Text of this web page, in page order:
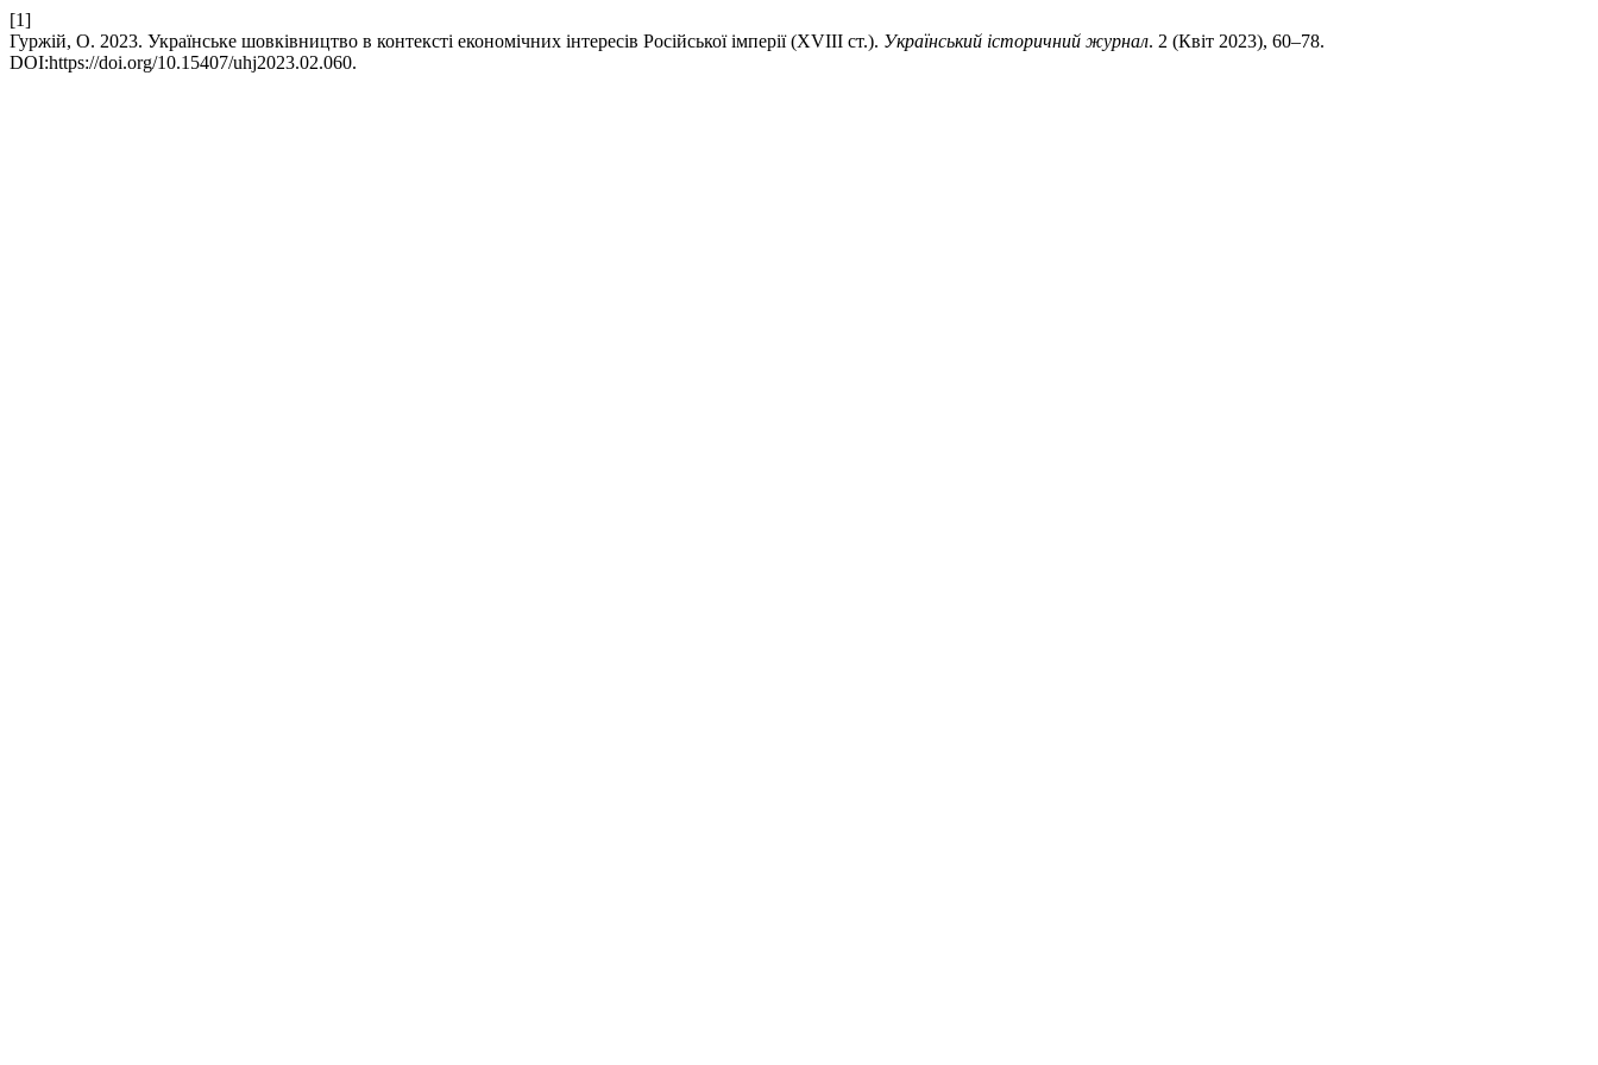
[1]
Гуржій, О. 2023. Українське шовківництво в контексті економічних інтересів Російської імперії (ХVІІІ ст.). Український історичний журнал. 2 (Квіт 2023), 60–78.
DOI:https://doi.org/10.15407/uhj2023.02.060.